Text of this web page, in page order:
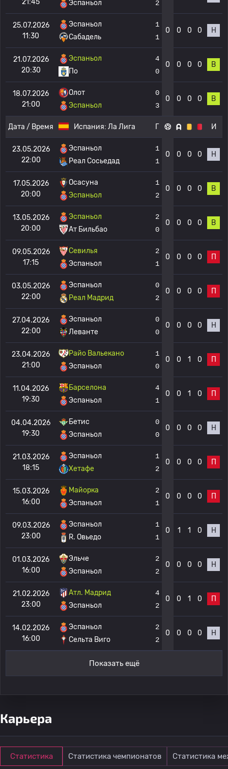
21:45
Эспаньол
2
25.07.2026
11:30
Эспаньол
Сабадель
1
1
0 0 0 0 Н
21.07.2026
20:30
Эспаньол
По
4
0
0 0 0 0 В
18.07.2026
21:00
Олот
Эспаньол
0
3
0 0 0 0 В
Дата / Время Испания: Ла Лига Г И
23.05.2026
22:00
Эспаньол
Реал Сосьедад
1
1
0 0 0 0 Н
17.05.2026
20:00
Осасуна
Эспаньол
1
2
0 0 0 0 В
13.05.2026
20:00
Эспаньол
Ат Бильбао
2
0
0 0 0 0 В
09.05.2026
17:15
Севилья
Эспаньол
2
1
0 0 0 0 П
03.05.2026
22:00
Эспаньол
Реал Мадрид
0
2
0 0 0 0 П
27.04.2026
22:00
Эспаньол
Леванте
0
0
0 0 0 0 Н
23.04.2026
21:00
Райо Вальекано
Эспаньол
1
0
0 0 1 0 П
11.04.2026
19:30
Барселона
Эспаньол
4
1
0 0 1 0 П
04.04.2026
19:30
Бетис
Эспаньол
0
0
0 0 0 0 Н
21.03.2026
18:15
Эспаньол
Хетафе
1
2
0 0 0 0 П
15.03.2026
16:00
Майорка
Эспаньол
2
1
0 0 0 0 П
09.03.2026
23:00
Эспаньол
R. Овьедо
1
1
0 1 1 0 Н
01.03.2026
16:00
Эльче
Эспаньол
2
2
0 0 0 0 Н
21.02.2026
23:00
Атл. Мадрид
Эспаньол
4
2
0 0 1 0 П
14.02.2026
16:00
Эспаньол
Сельта Виго
2
2
0 0 0 0 Н
Показать ещё
Карьера
Статистика Статистика чемпионатов Статистика